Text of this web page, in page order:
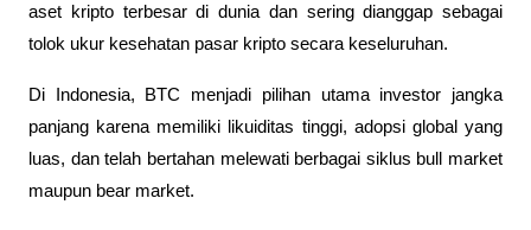
aset kripto terbesar di dunia dan sering dianggap sebagai
tolok ukur kesehatan pasar kripto secara keseluruhan.
Di Indonesia, BTC menjadi pilihan utama investor jangka
panjang karena memiliki likuiditas tinggi, adopsi global yang
luas, dan telah bertahan melewati berbagai siklus bull market
maupun bear market.